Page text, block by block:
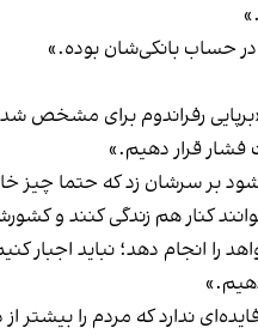
در حساب بانکی‌شان بوده.»
رفراندوم برای مشخص
فشار قرار دهیم.»
بر سرشان زد که حتما چیز
کنار هم زندگی کنند و
را انجام دهد؛ نباید اجبار
ندارد که مردم را بیشتر